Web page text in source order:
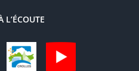
L’ÉCOUTE